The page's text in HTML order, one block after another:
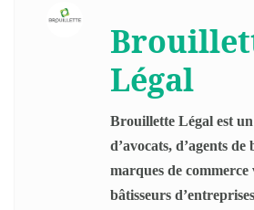
Légal
Brouillette Légal est
d’avocats, d’agents de
marques de commerce
bâtisseurs